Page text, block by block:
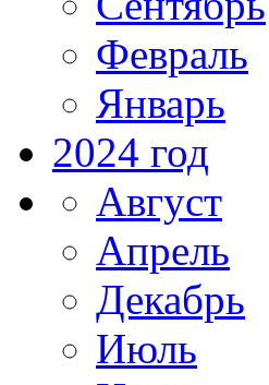
Февраль
Январь
2024 год
Август
Апрель
Декабрь
Июль